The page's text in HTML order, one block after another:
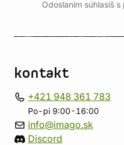
Odoslaním súhlasíš
kontakt
+421 948 361 783
Po-pi 9:00-16:00
info@imago.sk
Discord